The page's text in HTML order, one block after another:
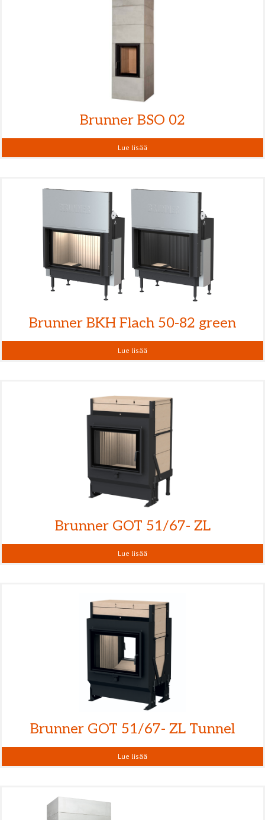
Brunner BSO 02
Lue lisää
Brunner BKH Flach 50-82 green
Lue lisää
Brunner GOT 51/67- ZL
Lue lisää
Brunner GOT 51/67- ZL Tunnel
Lue lisää